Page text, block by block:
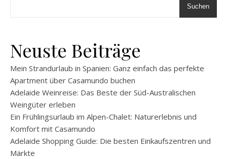
Suchen
Neuste Beiträge
Mein Strandurlaub in Spanien: Ganz einfach das perfekte
Apartment über Casamundo buchen
Adelaide Weinreise: Das Beste der Süd-Australischen
Weingüter erleben
Ein Frühlingsurlaub im Alpen-Chalet: Naturerlebnis und
Komfort mit Casamundo
Adelaide Shopping Guide: Die besten Einkaufszentren und
Märkte